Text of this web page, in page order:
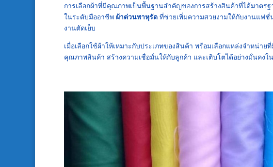
การเลือกผ้าที่มีคุณภาพเป็นพื้นฐานสำคัญของการสร้างสินค้าที่ได้มาตรฐ
ในระดับมืออาชีพ ผ้าต่วนพาหุรัด ที่ช่วยเพิ่มความสวยงามให้กับงานแฟชั่
งานตัดเย็บ
เมื่อเลือกใช้ผ้าให้เหมาะกับประเภทของสินค้า พร้อมเลือกแหล่งจำหน่
คุณภาพสินค้า สร้างความเชื่อมั่นให้กับลูกค้า และเติบโตได้อย่างมั่นคงใ